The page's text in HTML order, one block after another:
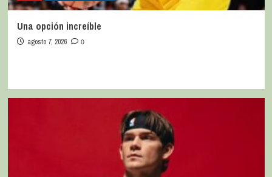
Una opción increíble
agosto 7, 2026 0